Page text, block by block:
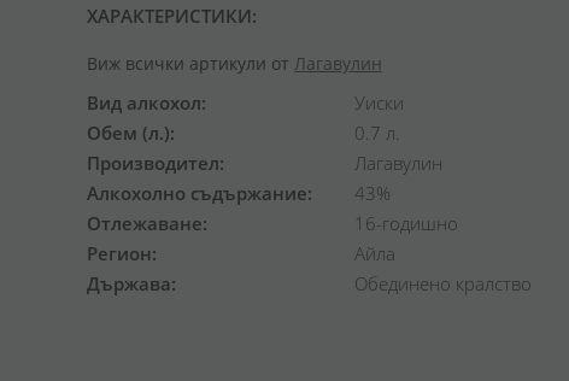
ХАРАКТЕРИСТИКИ:
Виж всички артикули от Лагавулин
Вид алкохол
Уиски
Обем (л.)
0.7 л.
Производител
Лагавулин
Алкохолно съдържание
43%
Отлежаване
16-годишно
Регион
Айла
Държава
Обединено кралство